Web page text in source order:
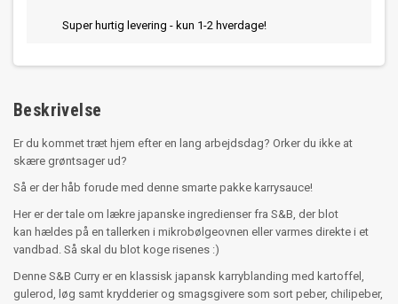
Super hurtig levering - kun 1-2 hverdage!
Beskrivelse
Er du kommet træt hjem efter en lang arbejdsdag? Orker du ikke at
skære grøntsager ud?
Så er der håb forude med denne smarte pakke karrysauce!
Her er der tale om lækre japanske ingredienser fra S&B, der blot
kan hældes på en tallerken i mikrobølgeovnen eller varmes direkte i et
vandbad. Så skal du blot koge risenes :)
Denne S&B Curry er en klassisk japansk karryblanding med kartoffel,
gulerod, løg samt krydderier og smagsgivere som sort peber, chilipeber,